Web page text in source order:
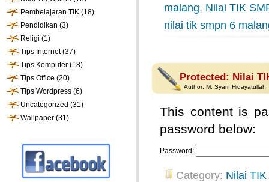
Pembelajaran TIK (18)
Pendidikan (3)
Religi (1)
Tips Internet(37)
Tips Komputer (18)
Tips Office (20)
Tips Wordpress (6)
Uncategorized (31)
Wallpaper (31)
malang, Nilai TIK
nilai tik smpn 6
Protected: Nilai
Author: M. Syarif Hidayatullah
This content is
password below:
Password:
Category: Nilai